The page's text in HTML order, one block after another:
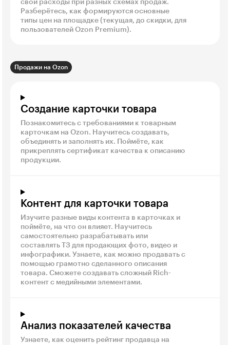
свои расходы при разных схемах продаж.
Разберётесь, как формируются основные
типы цен на площадке (текущая, до скидки, для
пользователей Ozon Premium).
Продажи на Ozon
Создание карточки товара
Познакомитесь с требованиями к товарным
карточкам на Ozon. Научитесь создавать,
объединять и заполнять их. Поймёте, как
прикреплять сертификат качества к описанию
продукции.
Контент для карточки товара
Изучите разные виды контента в карточках и
поймёте, на что он влияет. Научитесь
самостоятельно разрабатывать или
составлять ТЗ для продающих фото, видео и
инфографики. Узнаете, как можно продавать с
помощью грамотно сделанного описания
товара. Сможете создавать сложный Rich-
контент с медийными элементами.
Анализ показателей качества
Узнаете, как оценить рейтинг продавца на